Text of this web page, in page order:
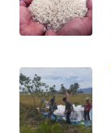
WN
WN
LABUHANBATU